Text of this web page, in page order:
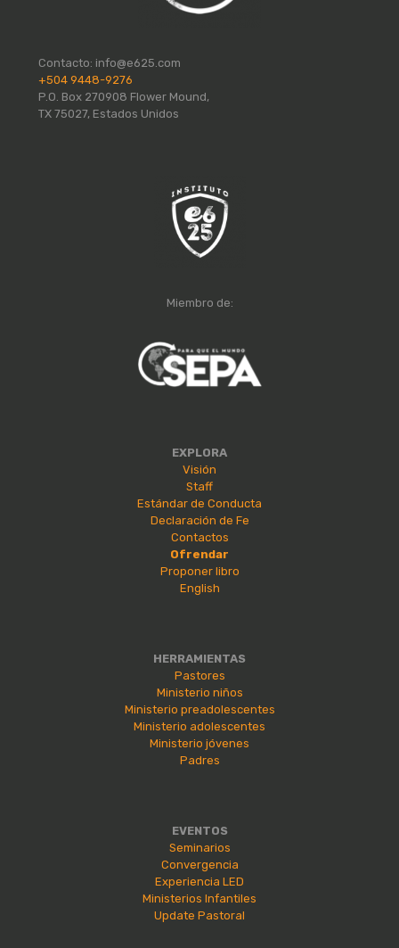
Contacto: info@e625.com
+504 9448-9276
P.O. Box 270908 Flower Mound,
TX 75027, Estados Unidos
Miembro de:
EXPLORA
Visión
Staff
Estándar de Conducta
Declaración de Fe
Contactos
Ofrendar
Proponer libro
English
HERRAMIENTAS
Pastores
Ministerio niños
Ministerio preadolescentes
Ministerio adolescentes
Ministerio jóvenes
Padres
EVENTOS
Seminarios
Convergencia
Experiencia LED
Ministerios Infantiles
Update Pastoral